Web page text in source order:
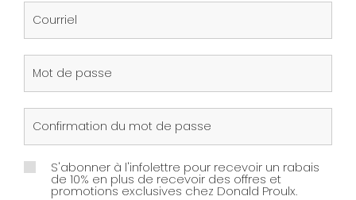
S'abonner à l'infolettre pour recevoir un rabais
de 10% en plus de recevoir des offres et
promotions exclusives chez Donald Proulx.